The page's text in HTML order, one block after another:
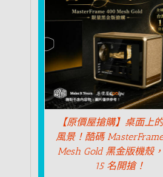
【原價屋搶購】桌面上
風景！酷碼
Mesh Gold 黑金版機殼
15 名開搶！